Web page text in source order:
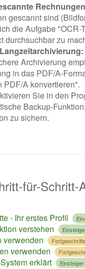
gescannt sind
die Aufgabe "OCR-
durchsuchbar zu
Archivierung
in das PDF/A-
PDF/A konvertieren".
Sie in den
Backup-
zu sichern.
für-Schritt-
- Ihr erstes Profil
verstehen
verwenden
verwenden
erklärt Einsteiger